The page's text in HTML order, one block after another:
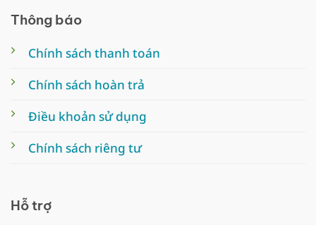
Thông báo
Chính sách thanh toán
Chính sách hoàn trả
Điều khoản sử dụng
Chính sách riêng tư
Hỗ trợ